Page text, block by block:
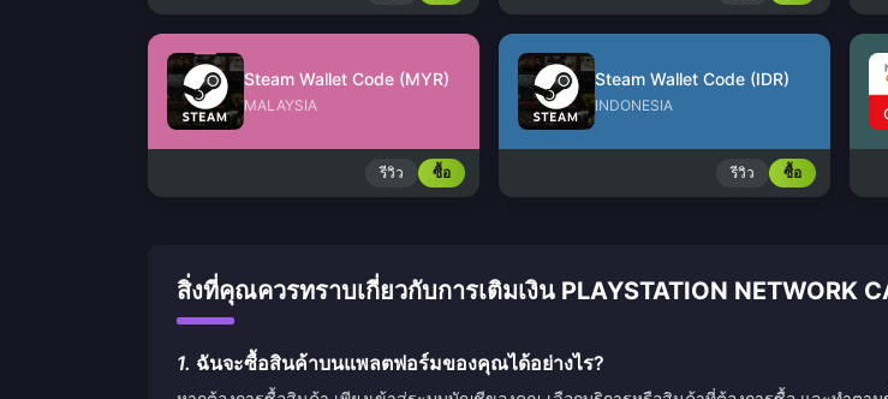
Steam Wallet Code (MYR)
MALAYSIA
รีวิว ซื้อ
Steam Wallet Code (IDR)
INDONESIA
รีวิว ซื้อ
สิ่งที่คุณควรทราบเกี่ยวกับการเติมเงิน PLAYSTATION NETWORK
1. ฉันจะซื้อสินค้าบนแพลตฟอร์มของคุณได้อย่างไร?